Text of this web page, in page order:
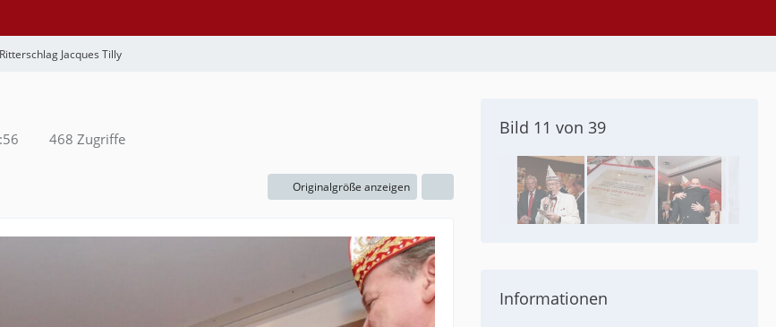
Ritterschlag Jacques Tilly
468 Zugriffe
Originalgröße anzeigen
Bild 11 von 39
Informationen